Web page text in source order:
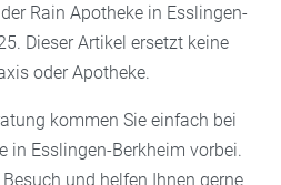
Rain Apotheke in Esslingen-
Dieser Artikel ersetzt keine
oder Apotheke.
kommen Sie einfach bei
in Esslingen-Berkheim vorbei.
und helfen Ihnen gerne